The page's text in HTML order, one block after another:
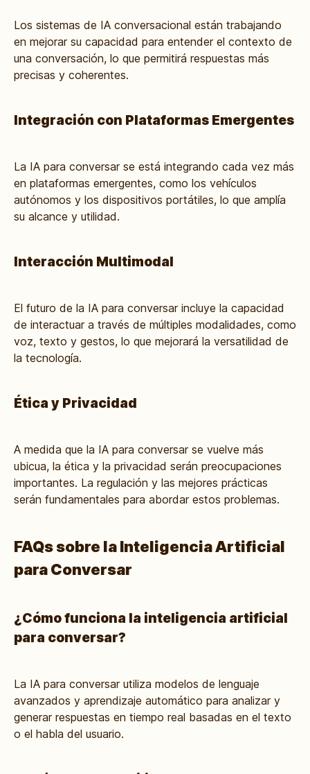
Los sistemas de IA conversacional están trabajando
en mejorar su capacidad para entender el contexto de
una conversación, lo que permitirá respuestas más
precisas y coherentes.
Integración con Plataformas Emergentes
La IA para conversar se está integrando cada vez más
en plataformas emergentes, como los vehículos
autónomos y los dispositivos portátiles, lo que amplía
su alcance y utilidad.
Interacción Multimodal
El futuro de la IA para conversar incluye la capacidad
de interactuar a través de múltiples modalidades, como
voz, texto y gestos, lo que mejorará la versatilidad de
la tecnología.
Ética y Privacidad
A medida que la IA para conversar se vuelve más
ubicua, la ética y la privacidad serán preocupaciones
importantes. La regulación y las mejores prácticas
serán fundamentales para abordar estos problemas.
FAQs sobre la Inteligencia Artificial
para Conversar
¿Cómo funciona la inteligencia artificial
para conversar?
La IA para conversar utiliza modelos de lenguaje
avanzados y aprendizaje automático para analizar y
generar respuestas en tiempo real basadas en el texto
o el habla del usuario.